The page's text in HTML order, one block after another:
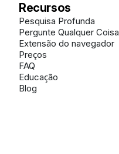
Recursos
Pesquisa Profunda
Pergunte Qualquer Coisa
Extensão do navegador
Preços
FAQ
Educação
Blog